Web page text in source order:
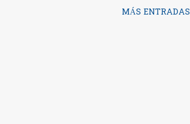
MÁS ENTRADAS